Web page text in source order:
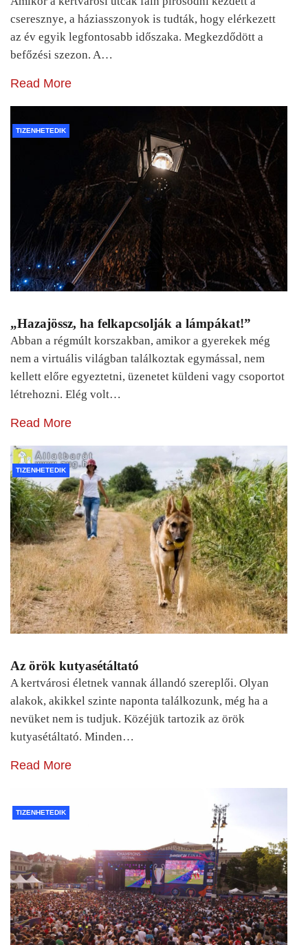
cseresznye, a háziasszonyok is tudták, hogy elérkezett
az év egyik legfontosabb időszaka. Megkezdődött a
befőzési szezon. A…
Read More
TIZENHETEDIK
„Hazajössz, ha felkapcsolják a lámpákat!”
Abban a régmúlt korszakban, amikor a gyerekek még
nem a virtuális világban találkoztak egymással, nem
kellett előre egyeztetni, üzenetet küldeni vagy csoportot
létrehozni. Elég volt…
Read More
TIZENHETEDIK
Az örök kutyasétáltató
A kertvárosi életnek vannak állandó szereplői. Olyan
alakok, akikkel szinte naponta találkozunk, még ha a
nevüket nem is tudjuk. Közéjük tartozik az örök
kutyasétáltató. Minden…
Read More
TIZENHETEDIK